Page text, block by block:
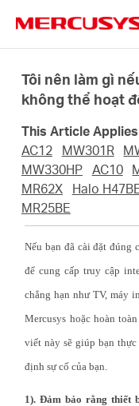
navigation
Sản
thiệu
eCatalog
Tôi nên làm gì
không thể hoạt
This Article
AC12
MW301R
MW330HP
AC10
MR62X
Halo
MR25BE
Nếu bạn đã cài đặt đúng
để cung cấp truy cập
chẳng hạn như TV, máy
Mercusys hoặc hoàn
viết này sẽ giúp bạn
định sự cố của bạn.
1). Đảm bảo rằng thiết